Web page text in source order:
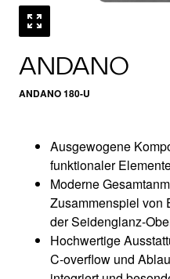
ANDANO
ANDANO 180-U
Ausgewogene
funktionaler
Moderne
Zusammenspiel von
der Seidenglanz-
Hochwertige
C-overflow und